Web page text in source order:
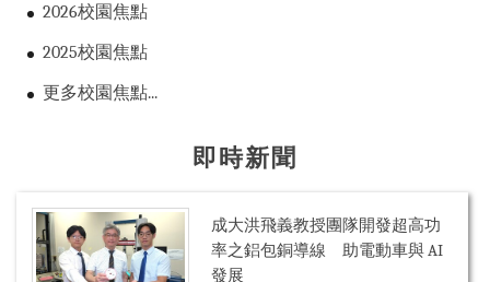
2026校園焦點
2025校園焦點
更多校園焦點...
即時新聞
成大洪飛義教授團隊開發超高功
率之鋁包銅導線 助電動車與 AI
發展